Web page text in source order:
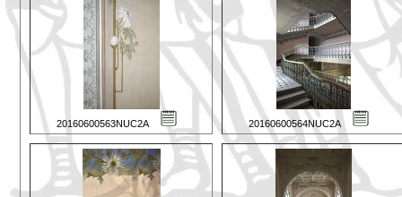
20160600563NUC2A 20160600564NUC2A